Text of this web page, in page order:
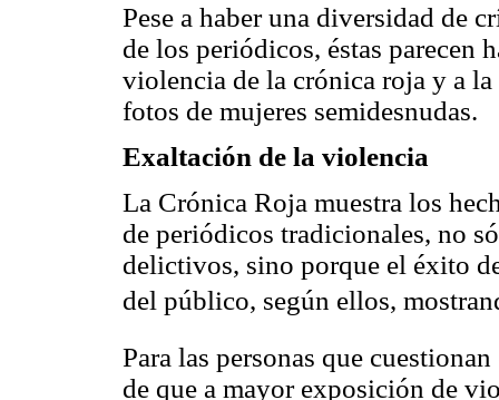
Pese a haber una diversidad de
de los periódicos, éstas parecen
violencia de la crónica roja y a
fotos de mujeres semidesnudas.
Exaltación de la violencia
La Crónica Roja muestra los
de periódicos tradicionales, no
delictivos, sino porque el éxito
del público, según ellos,
Para las personas que
de que a mayor exposición de